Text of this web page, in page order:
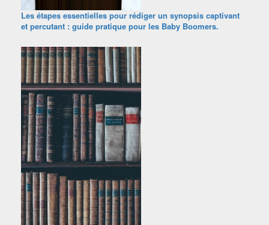
Les étapes essentielles pour rédiger un synopsis captivant
et percutant : guide pratique pour les Baby Boomers.